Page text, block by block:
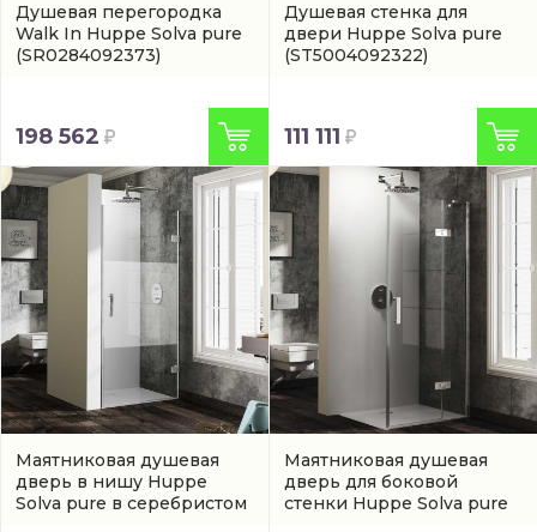
Душевая перегородка
Walk In Huppe Solva pure
(SR0284092373)
198 562
Душевая стенка для
двери Huppe Solva pure
(ST5004092322)
111 111
Маятниковая душевая
дверь в нишу Huppe
Solva pure в серебристом
Маятниковая душевая
дверь для боковой
стенки Huppe Solva pure